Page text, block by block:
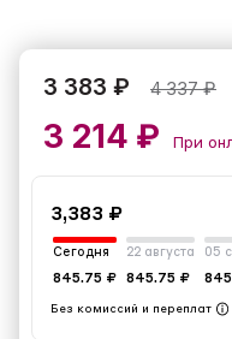
3 383 ₽ 4 337₽
3 214 ₽ При
3,383 ₽
Сегодня
845.75 ₽
22 августа
845.75 ₽
05
Без комиссий и переплат